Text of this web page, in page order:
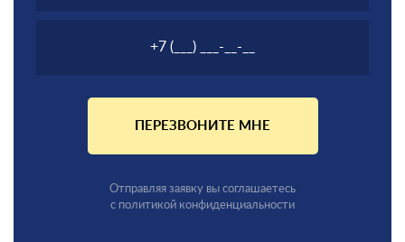
ПЕРЕЗВОНИТЕ МНЕ
Отправляя заявку вы соглашаетесь
с политикой конфиденциальности